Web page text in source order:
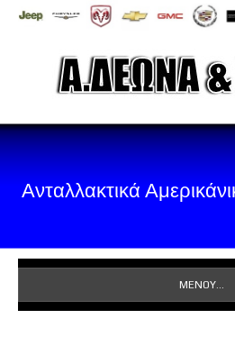
Ανταλλακτικά
ΜΕΝΟΥ...